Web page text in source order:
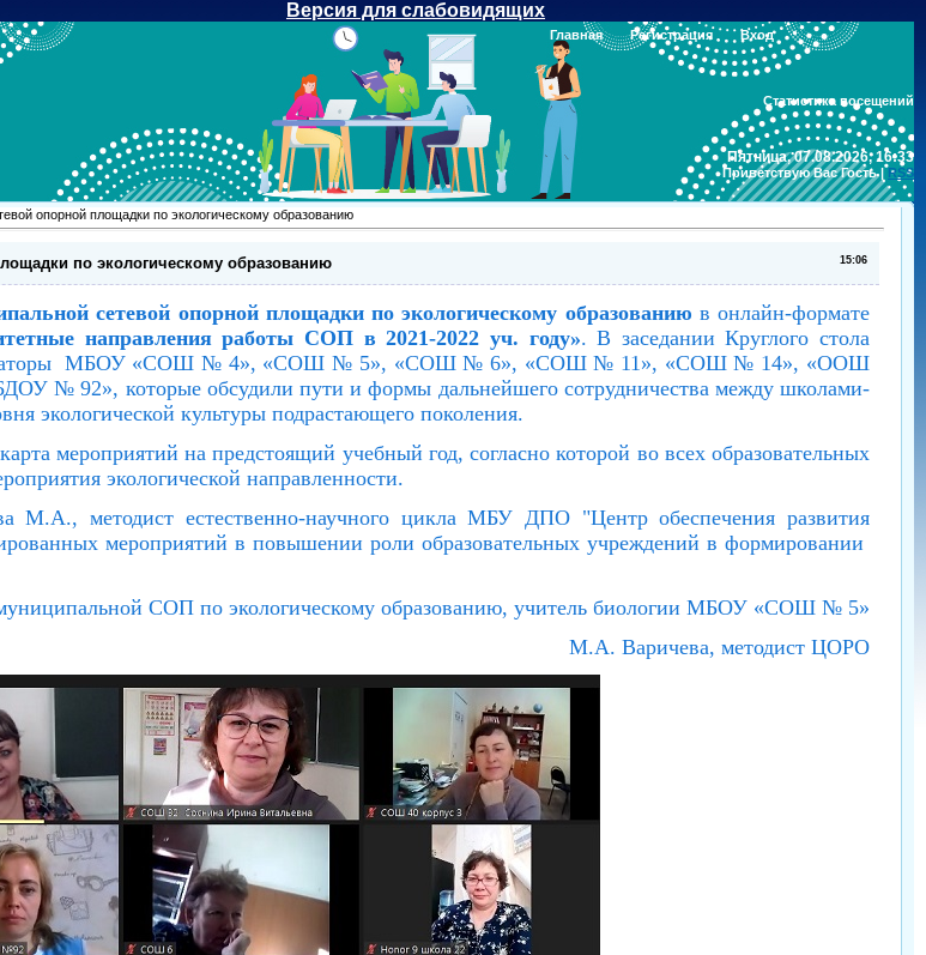
Версия для слабовидящих
Статистика посещений
Пятница, 07.08.2026, 16:33
Приветствую Вас Гость|RSS
Главная Регистрация Вход
опорной площадки по экологическому образованию
15:06
по экологическому образованию
сетевой опорной площадки по экологическому образованию в онлайн-формате
направления работы СОП в 2021-2022 уч. году». В заседании Круглого стола
МБОУ «СОШ № 4», «СОШ № 5», «СОШ № 6», «СОШ № 11», «СОШ № 14», «ООШ
92», которые обсудили пути и формы дальнейшего сотрудничества между школами-
экологической культуры подрастающего поколения.
мероприятий на предстоящий учебный год, согласно которой во всех образовательных
экологической направленности.
М.А., методист естественно-научного цикла МБУ ДПО "Центр обеспечения развития
мероприятий в повышении роли образовательных учреждений в формировании
СОП по экологическому образованию, учитель биологии МБОУ «СОШ № 5»
М.А. Варичева, методист ЦОРО